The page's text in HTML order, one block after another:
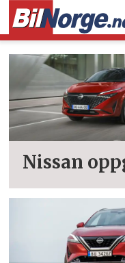
Tag:
qashqai
Nissan